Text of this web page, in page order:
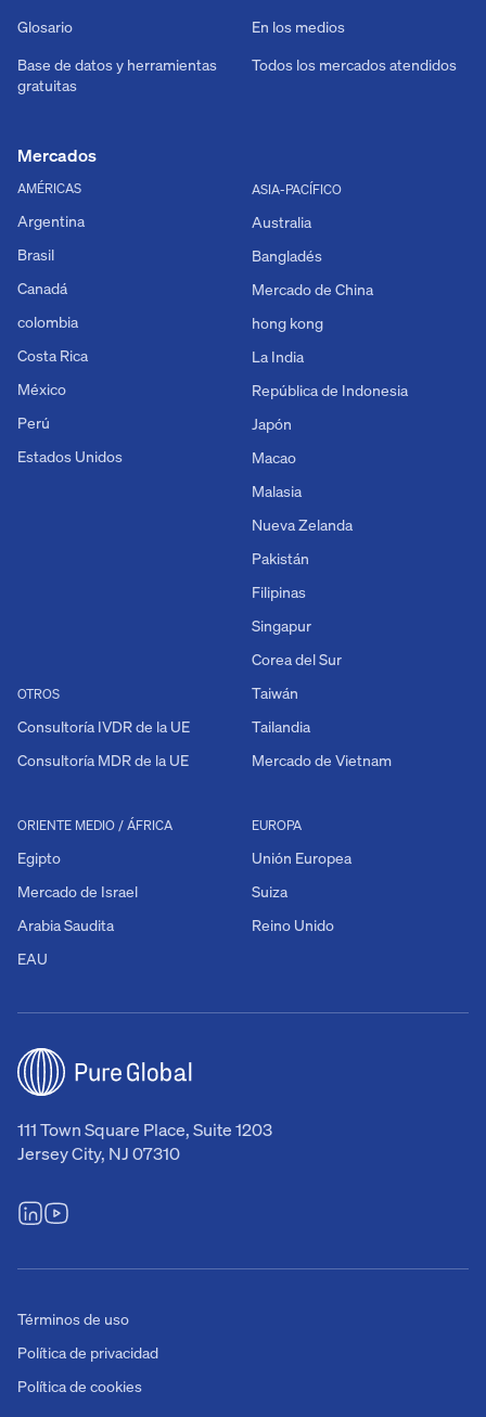
111 Town Square Place, Suite 1203
Jersey City, NJ 07310
Glosario
Base de datos y herramientas
gratuitas
En los medios
Todos los mercados atendidos
Mercados
AMÉRICAS
Argentina
Brasil
Canadá
colombia
Costa Rica
México
Perú
Estados Unidos
OTROS
Consultoría IVDR de la UE
Consultoría MDR de la UE
EUROPA
Unión Europea
Suiza
Reino Unido
ORIENTE MEDIO / ÁFRICA
Egipto
Mercado de Israel
Arabia Saudita
EAU
ASIA-PACÍFICO
Australia
Bangladés
Mercado de China
hong kong
La India
República de Indonesia
Japón
Macao
Malasia
Nueva Zelanda
Pakistán
Filipinas
Singapur
Corea del Sur
Taiwán
Tailandia
Mercado de Vietnam
Términos de uso
Política de privacidad
Política de cookies